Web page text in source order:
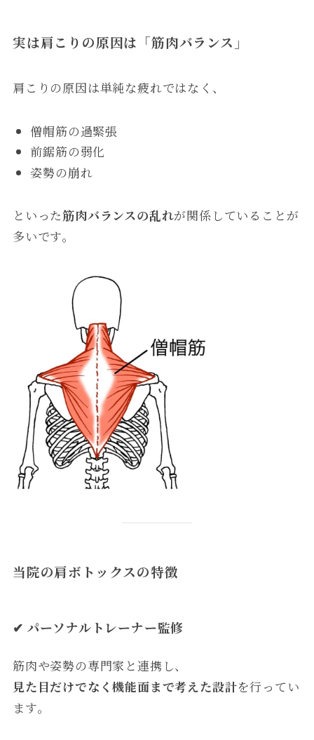
実は肩こりの原因は「筋肉バランス」
肩こりの原因は単純な疲れではなく、
僧帽筋の過緊張
前鋸筋の弱化
姿勢の崩れ
といった筋肉バランスの乱れが関係していることが
多いです。
当院の肩ボトックスの特徴
✔ パーソナルトレーナー監修
筋肉や姿勢の専門家と連携し、
見た目だけでなく機能面まで考えた設計を行ってい
ます。